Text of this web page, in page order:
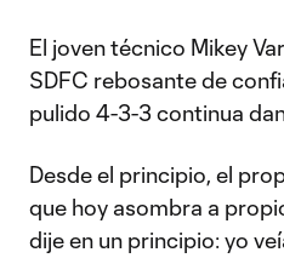
El joven técnico Mikey
SDFC rebosante de
pulido 4-3-3 continua
Desde el principio, el
que hoy asombra a
dije en un principio: yo